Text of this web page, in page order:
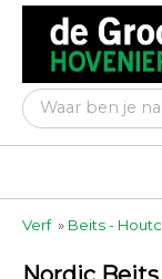
Verf » Beits -